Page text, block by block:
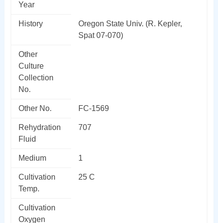
Year
History
Oregon State Univ. (R. Kepler,
Spat 07-070)
Other
Culture
Collection
No.
Other No. FC-1569
Rehydration
Fluid
707
Medium 1
Cultivation
Temp.
25 C
Cultivation
Oxygen